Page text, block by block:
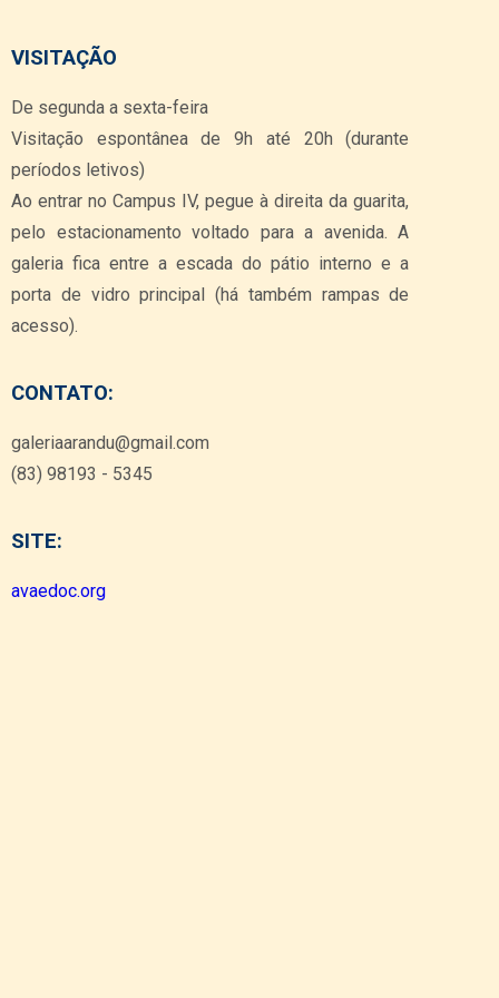
VISITAÇÃO
De segunda a sexta-feira
Visitação espontânea de 9h até 20h (durante
períodos letivos)
Ao entrar no Campus IV, pegue à direita da guarita,
pelo estacionamento voltado para a avenida. A
galeria fica entre a escada do pátio interno e a
porta de vidro principal (há também rampas de
acesso).
CONTATO:
galeriaarandu@gmail.com
(83) 98193 - 5345
SITE:
avaedoc.org